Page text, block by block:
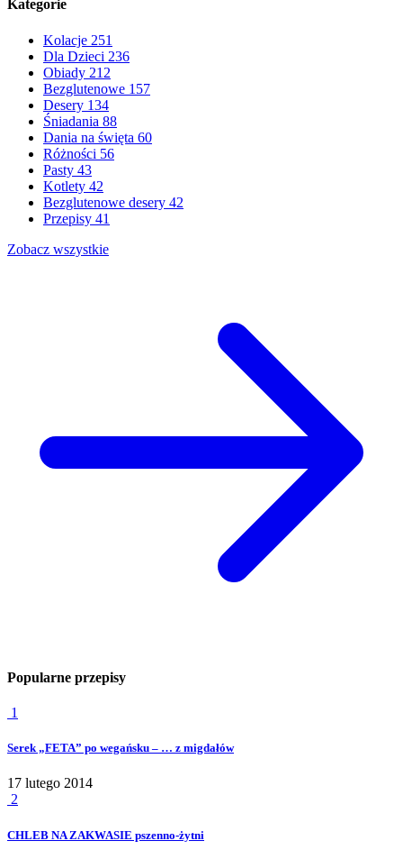
Kategorie
Kolacje 251
Dla Dzieci 236
Obiady 212
Bezglutenowe 157
Desery 134
Śniadania 88
Dania na święta 60
Różności 56
Pasty 43
Kotlety 42
Bezglutenowe desery 42
Przepisy 41
Zobacz wszystkie
Popularne przepisy
1
Serek „FETA” po wegańsku – … z migdałów
17 lutego 2014
2
CHLEB NA ZAKWASIE pszenno-żytni